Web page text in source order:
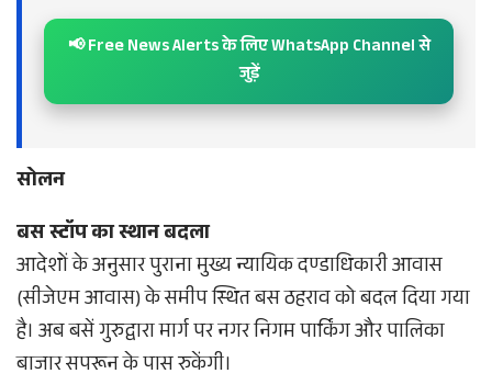
📢 Free News Alerts के लिए WhatsApp Channel से
जुड़ें
सोलन
बस स्टॉप का स्थान बदला
आदेशों के अनुसार पुराना मुख्य न्यायिक दण्डाधिकारी आवास
(सीजेएम आवास) के समीप स्थित बस ठहराव को बदल दिया गया
है। अब बसें गुरुद्वारा मार्ग पर नगर निगम पार्किंग और पालिका
बाजार सपरून के पास रुकेंगी।